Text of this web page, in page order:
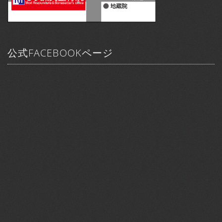
公式FACEBOOKページ